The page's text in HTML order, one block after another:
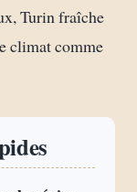
Turin fraîche
climat comme